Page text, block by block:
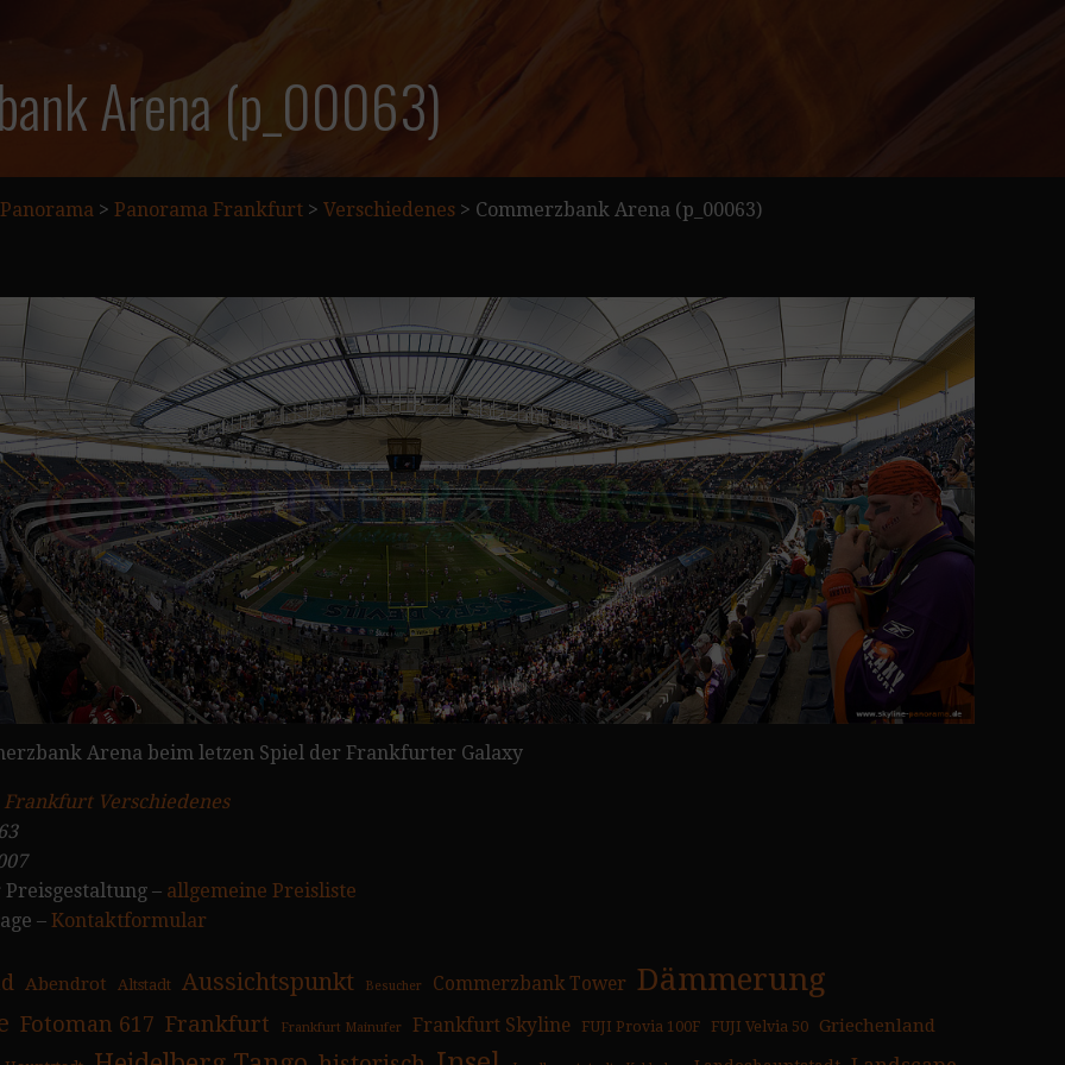
Arena (p_00063)
Panorama > Panorama Frankfurt > Verschiedenes > Commerzbank Arena (p_00063)
Arena beim letzen Spiel der Frankfurter Galaxy
Frankfurt Verschiedenes
– allgemeine Preisliste
– Kontaktformular
Abendrot Altstadt Aussichtspunkt Besucher Commerzbank Tower Dämmerung
Fotoman 617 Frankfurt Frankfurt Mainufer Frankfurt Skyline FUJI Provia 100F FUJI Velvia 50
Griechenland